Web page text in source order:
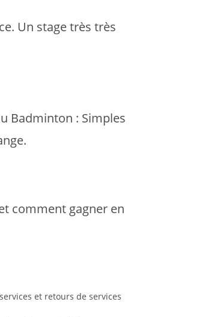
Un stage très très
Badminton : Simples
comment gagner en
et retours de services